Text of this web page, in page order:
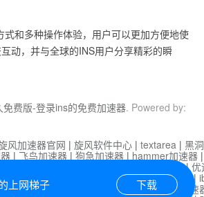
和多种操作体验，用户可以更加方便地使
动，并与全球的INS用户分享精彩的瞬
费版-登录ins的免费加速器. Powered by:
上网梯子 下载
风加速器官网 | 旋风软件中心 | textarea | 黑
| 飞鸟加速器 | 狗急加速器 | hammer加速器
迷雾通|优
速 |falemon 快橙加速器|anycast加速器 |
|老王加速器 | 白石山|
小牛加速